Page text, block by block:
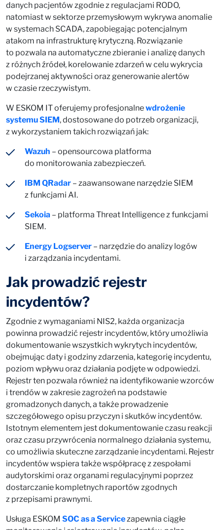
danych pacjentów zgodnie z regulacjami RODO,
natomiast w sektorze przemysłowym wykrywa anomalie
w systemach SCADA, zapobiegając potencjalnym
atakom na infrastrukturę krytyczną. Rozwiązanie
to pozwala na automatyczne zbieranie i analizę danych
z różnych źródeł, korelowanie zdarzeń w celu wykrycia
podejrzanej aktywności oraz generowanie alertów
w czasie rzeczywistym.
W ESKOM IT oferujemy profesjonalnewdrożenie
systemu SIEM, dostosowane do potrzeb organizacji,
z wykorzystaniem takich rozwiązań jak:
Wazuh – opensourcowa platforma
do monitorowania zabezpieczeń.
IBM QRadar – zaawansowane narzędzie SIEM
z funkcjami AI.
Sekoia – platforma Threat Intelligence z funkcjami
SIEM.
Energy Logserver – narzędzie do analizy logów
i zarządzania incydentami.
Jak prowadzić rejestr
incydentów?
Zgodnie z wymaganiami NIS2, każda organizacja
powinna prowadzić rejestr incydentów, który umożliwia
dokumentowanie wszystkich wykrytych incydentów,
obejmując daty i godziny zdarzenia, kategorię incydentu,
poziom wpływu oraz działania podjęte w odpowiedzi.
Rejestr ten pozwala również na identyfikowanie wzorców
i trendów w zakresie zagrożeń na podstawie
gromadzonych danych, a także prowadzenie
szczegółowego opisu przyczyn i skutków incydentów.
Istotnym elementem jest dokumentowanie czasu reakcji
oraz czasu przywrócenia normalnego działania systemu,
co umożliwia skuteczne zarządzanie incydentami. Rejestr
incydentów wspiera także współpracę z zespołami
audytorskimi oraz organami regulacyjnymi poprzez
dostarczanie kompletnych raportów zgodnych
z przepisami prawnymi.
Usługa ESKOM SOC as a Servicezapewnia ciągłe